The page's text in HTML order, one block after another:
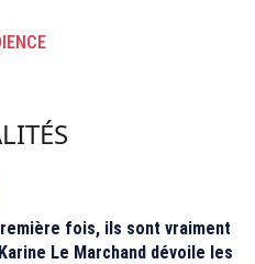
fois, ils sont vraiment
Le Marchand dévoile les